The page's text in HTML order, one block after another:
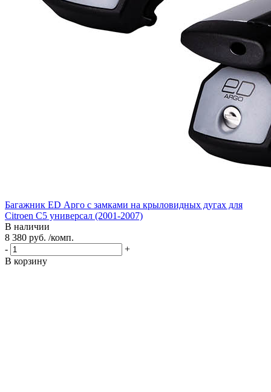
Багажник ED Арго с замками на крыловидных дугах для
Citroen C5 универсал (2001-2007)
В наличии
8 380 руб. /комп.
-
+
В корзину